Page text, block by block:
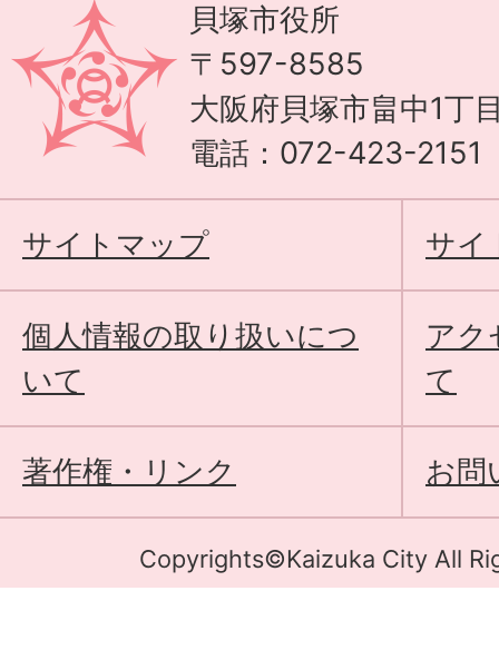
貝塚市役所
〒597-8585
大阪府貝塚市畠中1丁
電話：072-423-2151
サイトマップ サイ
個人情報の取り扱いにつ
いて
アク
て
著作権・リンク お問
Copyrights©Kaizuka City All